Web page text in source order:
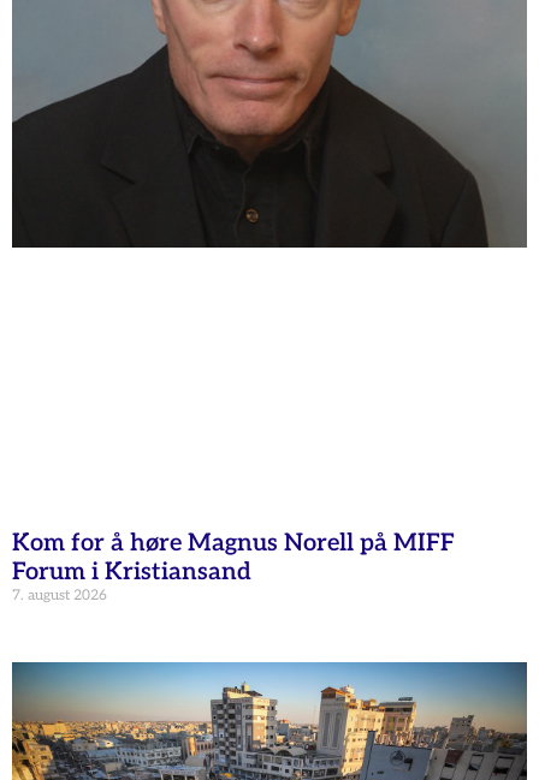
Kom for å høre Magnus Norell på MIFF
Forum i Kristiansand
7. august 2026